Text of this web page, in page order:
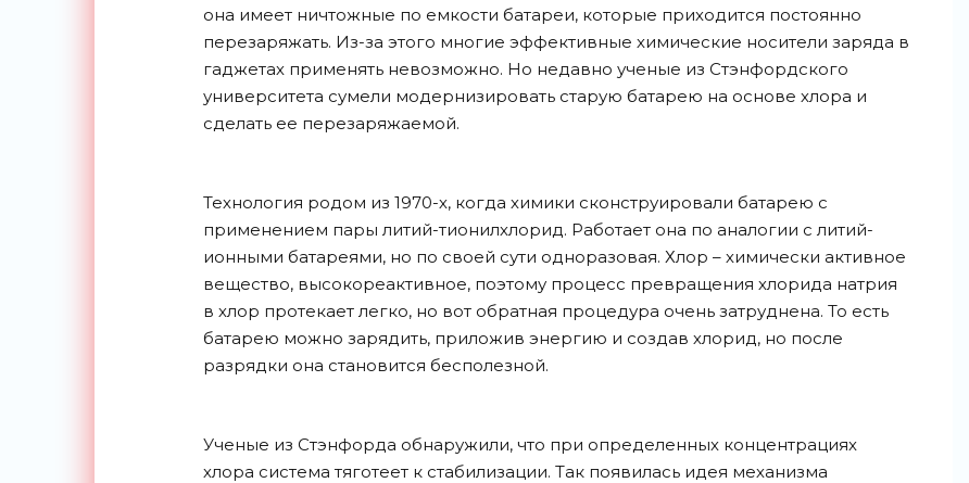
она имеет ничтожные по емкости батареи, которые приходится постоянно
перезаряжать. Из-за этого многие эффективные химические носители заряда в
гаджетах применять невозможно. Но недавно ученые из Стэнфордского
университета сумели модернизировать старую батарею на основе хлора и
сделать ее перезаряжаемой.
Технология родом из 1970-х, когда химики сконструировали батарею с
применением пары литий-тионилхлорид. Работает она по аналогии с литий-
ионными батареями, но по своей сути одноразовая. Хлор – химически активное
вещество, высокореактивное, поэтому процесс превращения хлорида натрия
в хлор протекает легко, но вот обратная процедура очень затруднена. То есть
батарею можно зарядить, приложив энергию и создав хлорид, но после
разрядки она становится бесполезной.
Ученые из Стэнфорда обнаружили, что при определенных концентрациях
хлора система тяготеет к стабилизации. Так появилась идея механизма